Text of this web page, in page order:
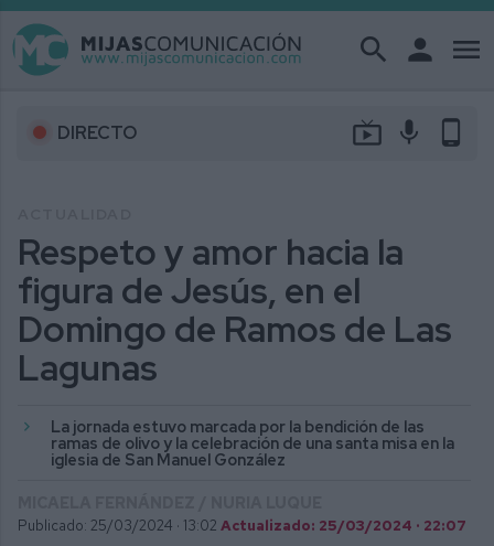
search person menu
DIRECTO live_tv mic phone_android
Respeto y amor hacia la
figura de Jesús, en el
Domingo de Ramos de Las
Lagunas
La jornada estuvo marcada por la bendición de las
ramas de olivo y la celebración de una santa misa en la
iglesia de San Manuel González
Publicado: 25/03/2024 · 13:02 Actualizado: 25/03/2024 · 22:07